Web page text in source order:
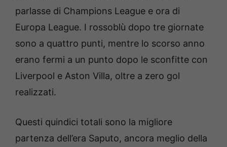
parlasse di Champions League e ora di
Europa League. I rossoblù dopo tre giornate
sono a quattro punti, mentre lo scorso anno
erano fermi a un punto dopo le sconfitte con
Liverpool e Aston Villa, oltre a zero gol
realizzati.
Questi quindici totali sono la migliore
partenza dell’era Saputo, ancora meglio della